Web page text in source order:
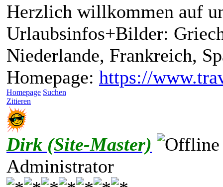
Herzlich willkommen auf
Urlaubsinfos+Bilder:
Niederlande, Frankreich,
Homepage: https://
Homepage Suchen
Zitieren
Dirk (Site-Master)
Administrator